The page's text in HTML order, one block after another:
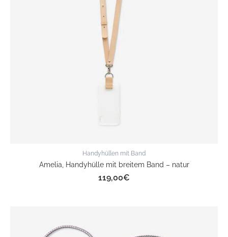
Handyhüllen mit Band
Amelia, Handyhülle mit breitem Band – natur
119,00€